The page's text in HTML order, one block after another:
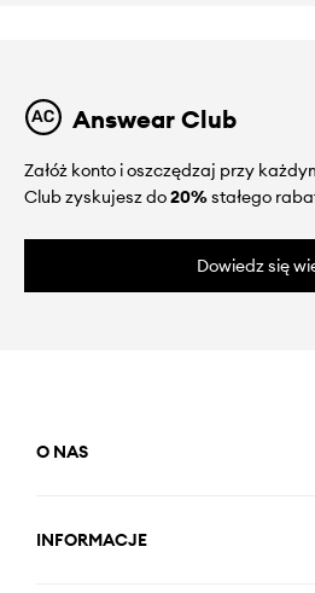
Answear Club
Załóż konto i oszczędzaj przy
Club zyskujesz do20%stałego
Dowiedz się
O NAS
INFORMACJE